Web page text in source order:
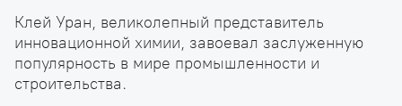
Клей Уран, великолепный представитель
инновационной химии, завоевал заслуженную
популярность в мире промышленности и
строительства.